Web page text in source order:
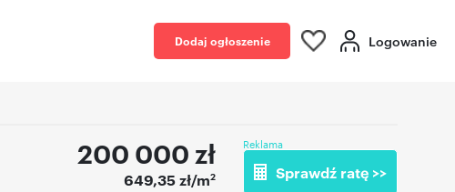
Dodaj ogłoszenie Logowanie
200 000 zł
649,35 zł/m2
Reklama
Sprawdź ratę >>